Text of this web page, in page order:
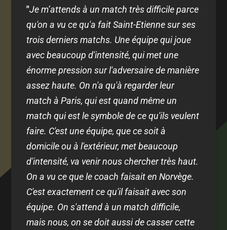
"Je m’attends à un match très difficile parce
qu'on a vu ce qu'a fait Saint-Etienne sur ses
trois derniers matchs. Une équipe qui joue
avec beaucoup d'intensité, qui met une
énorme pression sur l'adversaire de manière
assez haute. On n'a qu'à regarder leur
match à Paris, qui est quand même un
match qui est le symbole de ce qu'ils veulent
faire. C'est une équipe, que ce soit à
domicile ou à l'extérieur, met beaucoup
d'intensité, va venir nous chercher très haut.
On a vu ce que le coach faisait en Norvège.
C'est exactement ce qu'il faisait avec son
équipe. On s'attend à un match difficile,
mais nous, on se doit aussi de casser cette